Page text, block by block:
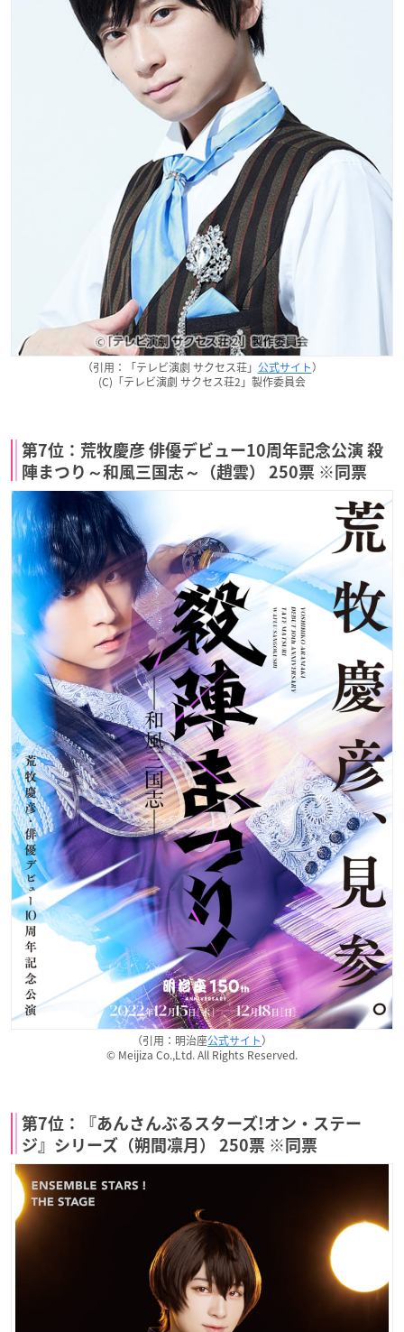
（引用：「テレビ演劇 サクセス荘」 公式サイト）
(C)「テレビ演劇 サクセス荘2」製作委員会
第7位：荒牧慶彦 俳優デビュー10周年記念公演 殺
陣まつり～和風三国志～（趙雲） 250票 ※同票
（引用：明治座公式サイト）
© Meijiza Co.,Ltd. All Rights Reserved.
第7位：『あんさんぶるスターズ!オン・ステー
ジ』シリーズ（朔間凛月） 250票 ※同票